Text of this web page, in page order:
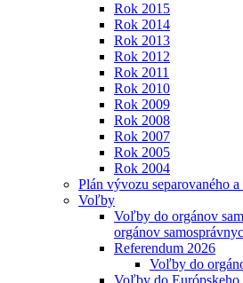
Rok 2015
Rok 2014
Rok 2013
Rok 2012
Rok 2011
Rok 2010
Rok 2009
Rok 2008
Rok 2007
Rok 2005
Rok 2004
Plán vývozu separovaného
Voľby
Voľby do orgánov
orgánov
Referendum 2026
Voľby do
Voľby do Európskeho